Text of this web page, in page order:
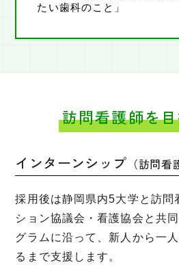
たい歯科のこと」
訪問看護師を
インターンシップ （訪問看
採用後は静岡県内5大学と訪問
ション協議会・看護協会と共
グラムに沿って、新人から一
るまで支援します。